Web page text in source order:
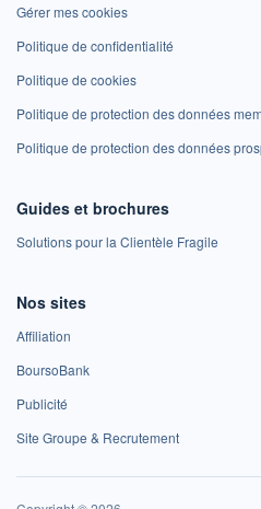
Gérer mes cookies
Politique de confidentialité
Politique de cookies
Politique de protection des données
Politique de protection des données
Guides et brochures
Solutions pour la Clientèle Fragile
Nos sites
Affiliation
BoursoBank
Publicité
Site Groupe & Recrutement